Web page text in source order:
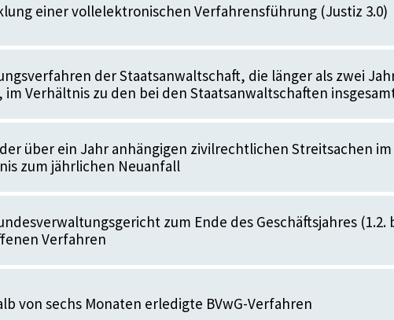
einer vollelektronischen Verfahrensführung (Justiz 3.0)
der Staatsanwaltschaft, die länger als zwei
im Verhältnis zu den bei den Staatsanwaltschaften
über ein Jahr anhängigen zivilrechtlichen Streitsachen im
zum jährlichen Neuanfall
zum Ende des Geschäftsjahres (1.2.
Verfahren
von sechs Monaten erledigte BVwG-Verfahren